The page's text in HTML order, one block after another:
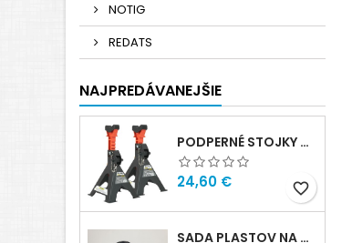
NOTIG
REDATS
NAJPREDÁVANEJŠIE
PODPERNÉ STOJKY 3T NOTIG
Cena
24,60 € favorite_border
SADA PLASTOV NA MONTÁŽNU HLAVU - ARISTO